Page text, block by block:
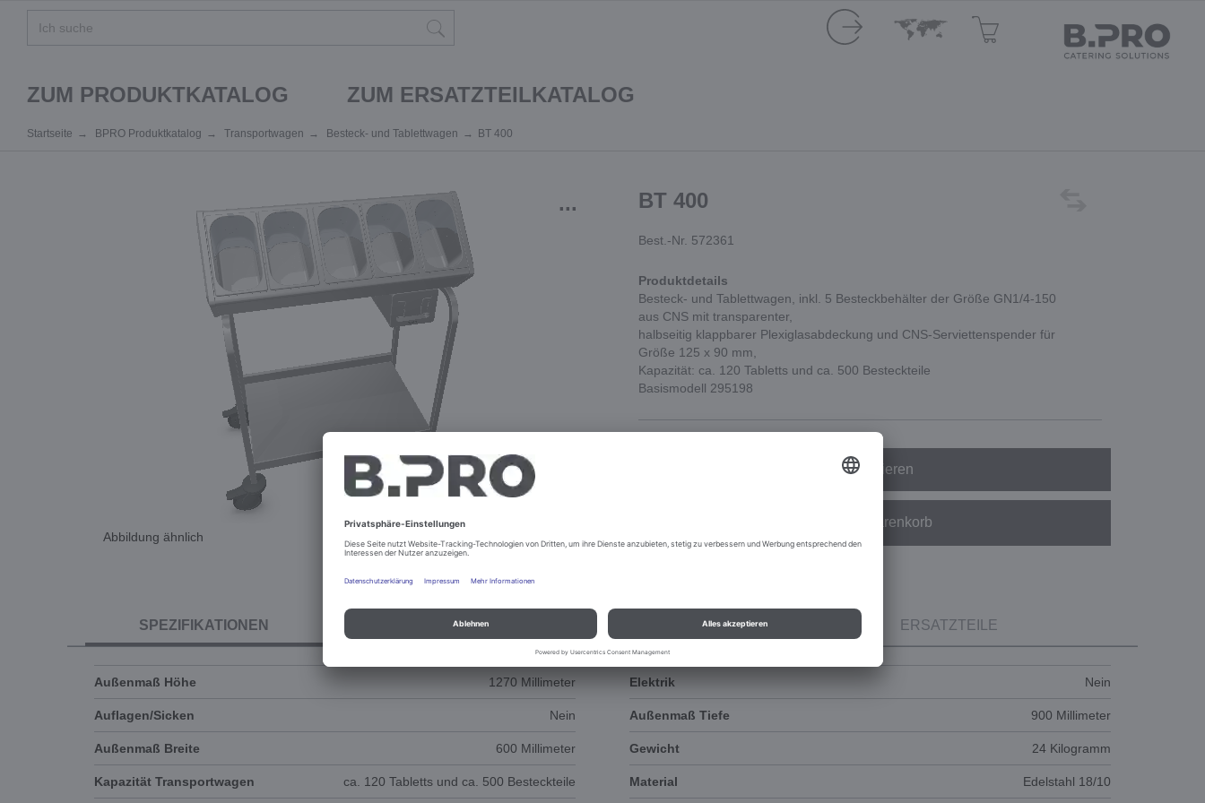
ZUM PRODUKTKATALOG ZUM ERSATZTEILKATALOG
Startseite BPRO Produktkatalog Transportwagen Besteck- und Tablettwagen BT 400
...
Abbildung ähnlich
BT 400
Best.-Nr. 572361
Produktdetails
Besteck- und Tablettwagen, inkl. 5 Besteckbehälter der Größe GN1/4-150
aus CNS mit transparenter,
halbseitig klappbarer Plexiglasabdeckung und CNS-Serviettenspender für
Größe 125 x 90 mm,
Kapazität: ca. 120 Tabletts und ca. 500 Besteckteile
Basismodell 295198
Konfigurieren
In den Warenkorb
SPEZIFIKATIONEN DOKUMENTE 3D-ANIMATION ERSATZTEILE
Außenmaß Höhe 1270 Millimeter Elektrik Nein
Auflagen/Sicken Nein Außenmaß Tiefe 900 Millimeter
Außenmaß Breite 600 Millimeter Gewicht 24 Kilogramm
Kapazität Transportwagen ca. 120 Tabletts und ca. 500 Besteckteile Material Edelstahl 18/10